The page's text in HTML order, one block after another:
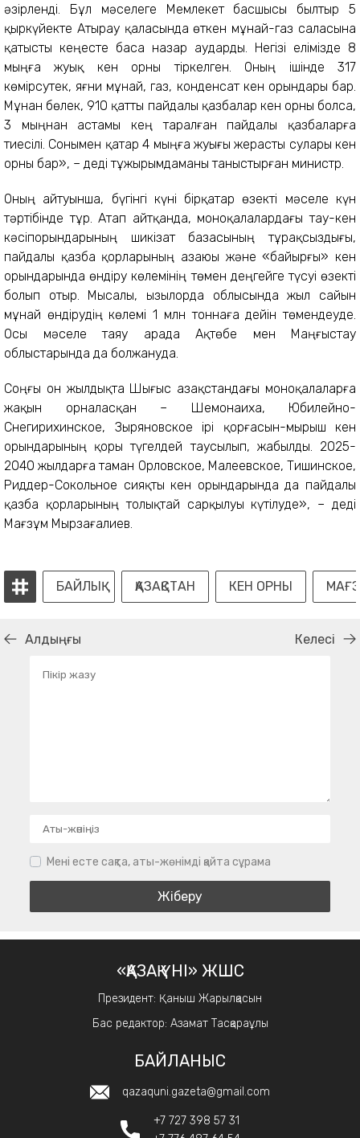
әзірленді. Бұл мәселеге Мемлекет басшысы былтыр 5
қыркүйекте Атырау қаласында өткен мұнай-газ саласына
қатысты кеңесте баса назар аударды. Негізі елімізде 8
мыңға жуық кен орны тіркелген. Оның ішінде 317
көмірсутек, яғни мұнай, газ, конденсат кен орындары бар.
Мұнан бөлек, 910 қатты пайдалы қазбалар кен орны болса,
3 мыңнан астамы кең таралған пайдалы қазбаларға
тиесілі. Сонымен қатар 4 мыңға жуығы жерасты сулары кен
орны бар», – деді тұжырымдаманы таныстырған министр.
Оның айтуынша, бүгінгі күні бірқатар өзекті мәселе күн
тәртібінде тұр. Атап айтқанда, моноқалалардағы тау-кен
кәсіпорындарының шикізат базасының тұрақсыздығы,
пайдалы қазба қорларының азаюы және «байырғы» кен
орындарында өндіру көлемінің төмен деңгейге түсуі өзекті
болып отыр. Мысалы, Қызылорда облысында жыл сайын
мұнай өндірудің көлемі 1 млн тоннаға дейін төмендеуде.
Осы мәселе таяу арада Ақтөбе мен Маңғыстау
облыстарында да болжануда.
Соңғы он жылдықта Шығыс Қазақстандағы моноқалаларға
жақын орналасқан – Шемонаиха, Юбилейно-
Снегирихинское, Зыряновское ірі қорғасын-мырыш кен
орындарының қоры түгелдей таусылып, жабылды. 2025-
2040 жылдарға таман Орловское, Малеевское, Тишинское,
Риддер-Сокольное сияқты кен орындарында да пайдалы
қазба қорларының толықтай сарқылуы күтілуде», – деді
Мағзұм Мырзағалиев.
БАЙЛЫҚ ҚАЗАҚСТАН КЕН ОРНЫ
Алдыңғы Келесі
Мені есте сақта, аты-жөнімді қайта сұрама
«ҚАЗАҚ ҮНІ» ЖШС
Президент: Қаныш Жарылқасын
Бас редактор: Азамат Тасқараұлы
БАЙЛАНЫС
qazaquni.gazeta@gmail.com
+7 727 398 57 31